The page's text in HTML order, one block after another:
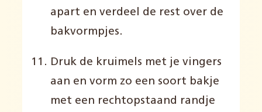
apart en verdeel de rest over de
bakvormpjes.
Druk de kruimels met je vingers
aan en vorm zo een soort bakje
met een rechtopstaand randje